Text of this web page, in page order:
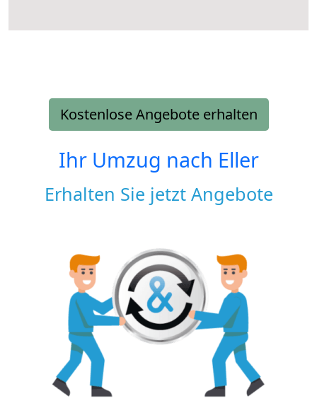
Kostenlose Angebote erhalten
Ihr Umzug nach Eller
Erhalten Sie jetzt Angebote